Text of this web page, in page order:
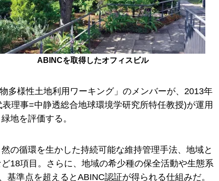
ABINCを取得したオフィスビル
多様性土地利用ワーキング」のメンバーが、2013年
理事=中静透総合地球環境学研究所特任教授)が運用
地を評価する。
の循環を生かした持続可能な維持管理手法、地域と
18項目。さらに、地域の希少種の保全活動や生態系
準点を超えるとABINC認証が得られる仕組みだ。